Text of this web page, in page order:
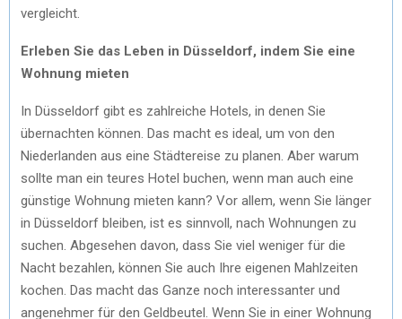
vergleicht.
Erleben Sie das Leben in Düsseldorf, indem Sie eine
Wohnung mieten
In Düsseldorf gibt es zahlreiche Hotels, in denen Sie
übernachten können. Das macht es ideal, um von den
Niederlanden aus eine Städtereise zu planen. Aber warum
sollte man ein teures Hotel buchen, wenn man auch eine
günstige Wohnung mieten kann? Vor allem, wenn Sie länger
in Düsseldorf bleiben, ist es sinnvoll, nach Wohnungen zu
suchen. Abgesehen davon, dass Sie viel weniger für die
Nacht bezahlen, können Sie auch Ihre eigenen Mahlzeiten
kochen. Das macht das Ganze noch interessanter und
angenehmer für den Geldbeutel. Wenn Sie in einer Wohnung